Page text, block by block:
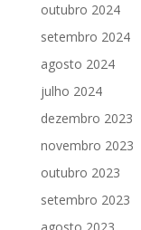
outubro 2024
setembro 2024
agosto 2024
julho 2024
dezembro 2023
novembro 2023
outubro 2023
setembro 2023